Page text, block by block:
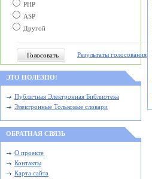
PHP
ASP
Другой
Результаты голосования
ЭТО ПОЛЕЗНО!
Публичная Электронная Библиотека
Электронные Тольковые словари
ОБРАТНАЯ СВЯЗЬ
О проекте
Контакты
Карта сайта